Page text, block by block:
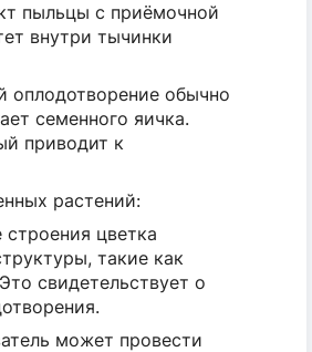
пыльцы с приёмочной
внутри тычинки
оплодотворение обычно
семенного яичка.
приводит к
растений:
цветка
такие как
свидетельствует о
может провести